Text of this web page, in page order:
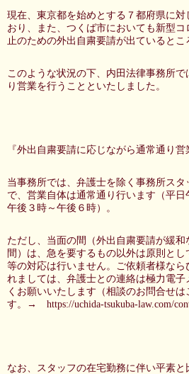
現在、東京都を始めとする７都府県に
おり、また、つくば市においても新型
止のための外出自粛要請が出ているとこ
このような状況の下、内田法律事務所
り営業を行うことといたしました。
『外出自粛要請に応じながら通常通り営
当事務所では、弁護士を除く事務所スタ
で、営業自体は通常通り行います（平
午後３時～午後６時）。
ただし、当面の間（外出自粛要請が緩
間）は、急を要するもの以外は原則と
等の対応は行いません。ご依頼者様な
れましては、弁護士との連絡は極力電
くお願いいたします（相談のお問合せ
す。→ https://uchida-tsukuba-law.com/
なお、スタッフの在宅勤務に伴い平素